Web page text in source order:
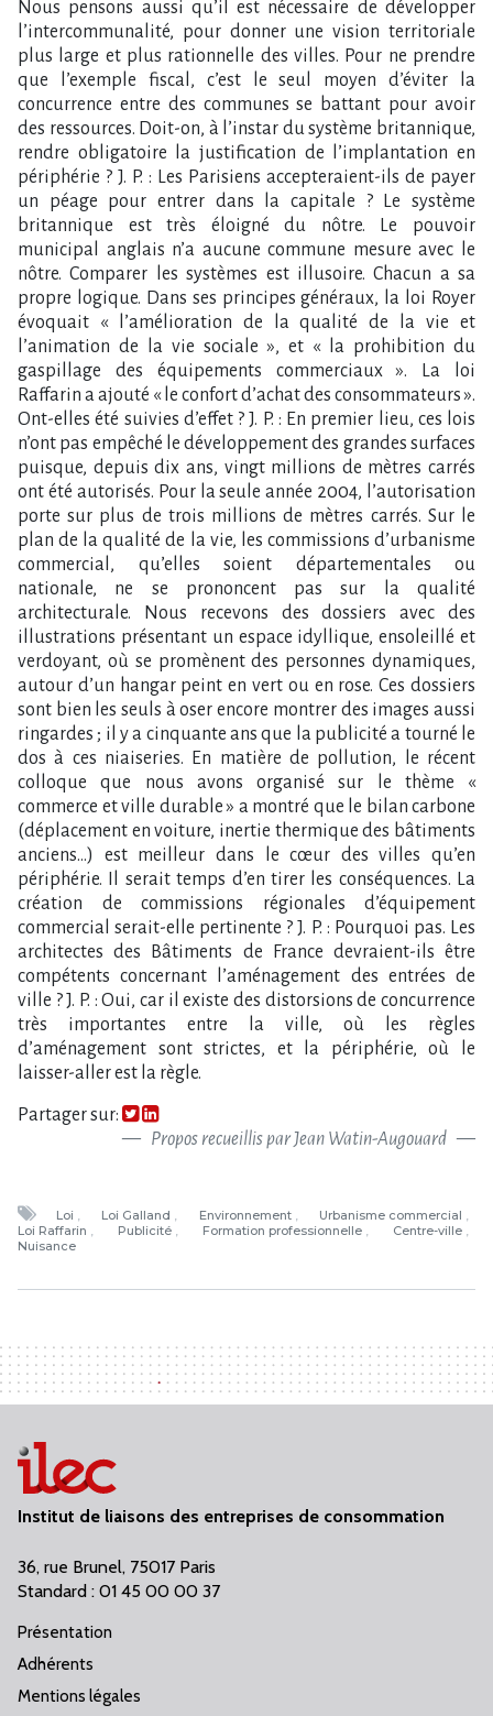
Nous pensons aussi qu’il est nécessaire de développer
l’intercommunalité, pour donner une vision territoriale
plus large et plus rationnelle des villes. Pour ne prendre
que l’exemple fiscal, c’est le seul moyen d’éviter la
concurrence entre des communes se battant pour avoir
des ressources. Doit-on, à l’instar du système britannique,
rendre obligatoire la justification de l’implantation en
périphérie ? J. P. : Les Parisiens accepteraient-ils de payer
un péage pour entrer dans la capitale ? Le système
britannique est très éloigné du nôtre. Le pouvoir
municipal anglais n’a aucune commune mesure avec le
nôtre. Comparer les systèmes est illusoire. Chacun a sa
propre logique. Dans ses principes généraux, la loi Royer
évoquait « l’amélioration de la qualité de la vie et
l’animation de la vie sociale », et « la prohibition du
gaspillage des équipements commerciaux ». La loi
Raffarin a ajouté « le confort d’achat des consommateurs ».
Ont-elles été suivies d’effet ? J. P. : En premier lieu, ces lois
n’ont pas empêché le développement des grandes surfaces
puisque, depuis dix ans, vingt millions de mètres carrés
ont été autorisés. Pour la seule année 2004, l’autorisation
porte sur plus de trois millions de mètres carrés. Sur le
plan de la qualité de la vie, les commissions d’urbanisme
commercial, qu’elles soient départementales ou
nationale, ne se prononcent pas sur la qualité
architecturale. Nous recevons des dossiers avec des
illustrations présentant un espace idyllique, ensoleillé et
verdoyant, où se promènent des personnes dynamiques,
autour d’un hangar peint en vert ou en rose. Ces dossiers
sont bien les seuls à oser encore montrer des images aussi
ringardes ; il y a cinquante ans que la publicité a tourné le
dos à ces niaiseries. En matière de pollution, le récent
colloque que nous avons organisé sur le thème «
commerce et ville durable » a montré que le bilan carbone
(déplacement en voiture, inertie thermique des bâtiments
anciens…) est meilleur dans le cœur des villes qu’en
périphérie. Il serait temps d’en tirer les conséquences. La
création de commissions régionales d’équipement
commercial serait-elle pertinente ? J. P. : Pourquoi pas. Les
architectes des Bâtiments de France devraient-ils être
compétents concernant l’aménagement des entrées de
ville ? J. P. : Oui, car il existe des distorsions de concurrence
très importantes entre la ville, où les règles
d’aménagement sont strictes, et la périphérie, où le
laisser-aller est la règle.
Partager sur:
Propos recueillis par Jean Watin-Augouard
Loi Loi Galland Environnement
Urbanisme commercial
Loi Raffarin
Publicité Formation professionnelle
Centre-ville
Nuisance
Institut de liaisons des entreprises de consommation
36, rue Brunel, 75017 Paris
Standard : 01 45 00 00 37
Présentation
Adhérents
Mentions légales